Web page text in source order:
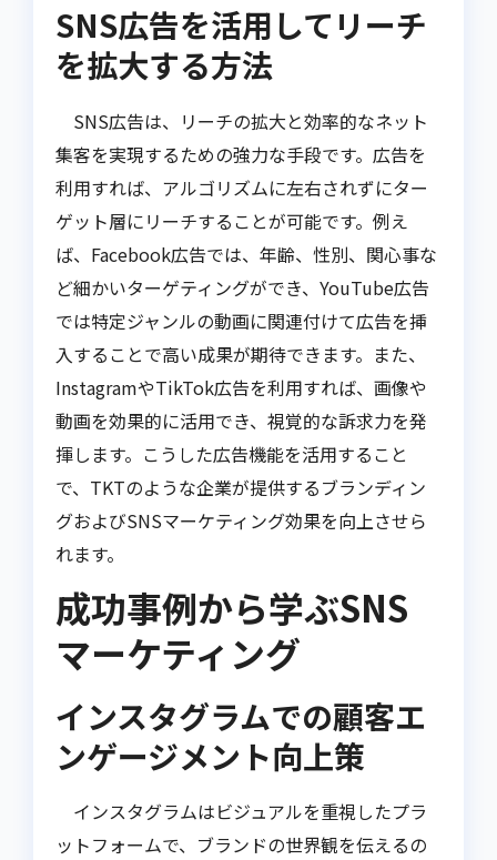
SNS広告を活用してリーチ
を拡大する方法
SNS広告は、リーチの拡大と効率的なネット
集客を実現するための強力な手段です。広告を
利用すれば、アルゴリズムに左右されずにター
ゲット層にリーチすることが可能です。例え
ば、Facebook広告では、年齢、性別、関心事な
ど細かいターゲティングができ、YouTube広告
では特定ジャンルの動画に関連付けて広告を挿
入することで高い成果が期待できます。また、
InstagramやTikTok広告を利用すれば、画像や
動画を効果的に活用でき、視覚的な訴求力を発
揮します。こうした広告機能を活用すること
で、TKTのような企業が提供するブランディン
グおよびSNSマーケティング効果を向上させら
れます。
成功事例から学ぶSNS
マーケティング
インスタグラムでの顧客エ
ンゲージメント向上策
インスタグラムはビジュアルを重視したプラ
ットフォームで、ブランドの世界観を伝えるの